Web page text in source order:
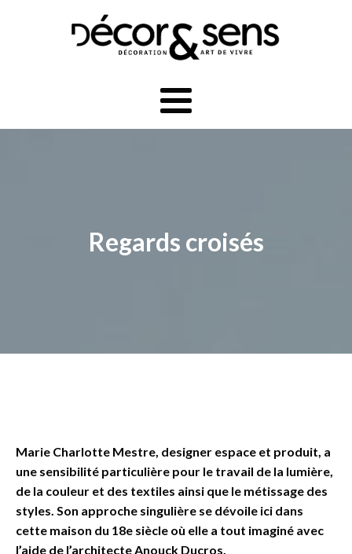
Regards croisés
Marie Charlotte Mestre, designer espace et produit, a
une sensibilité particulière pour le travail de la lumière,
de la couleur et des textiles ainsi que le métissage des
styles. Son approche singulière se dévoile ici dans
cette maison du 18e siècle où elle a tout imaginé avec
l’aide de l’architecte Anouck Ducros.